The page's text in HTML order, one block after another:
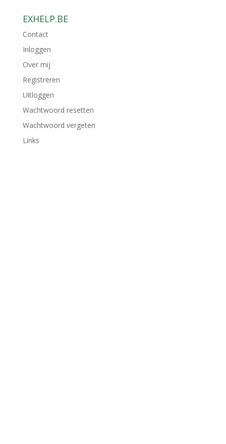
EXHELP.BE
Contact
Inloggen
Over mij
Registreren
Uitloggen
Wachtwoord resetten
Wachtwoord vergeten
Links